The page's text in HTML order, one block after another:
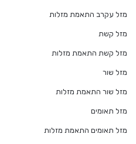
מזל עקרב התאמת מזלות
מזל קשת
מזל קשת התאמת מזלות
מזל שור
מזל שור התאמת מזלות
מזל תאומים
מזל תאומים התאמת מזלות